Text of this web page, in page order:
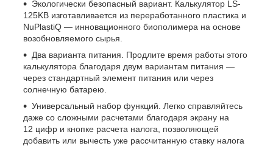
Экологически безопасный вариант. Калькулятор LS-
125KB изготавливается из переработанного пластика и
NuPlastiQ — инновационного биополимера на основе
возобновляемого сырья.
Два варианта питания . Продлите время работы этого
калькулятора благодаря двум вариантам питания —
через стандартный элемент питания или через
солнечную батарею.
Универсальный набор функций . Легко справляйтесь
даже со сложными расчетами благодаря экрану на
12 цифр и кнопке расчета налога, позволяющей
добавить или вычесть уже рассчитанную ставку налога